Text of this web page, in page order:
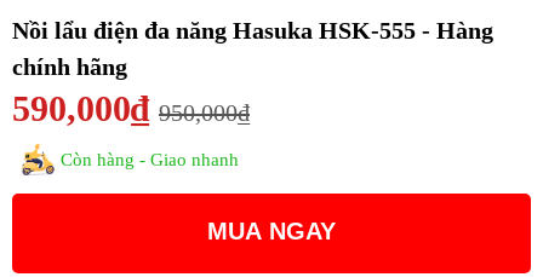
Nồi lẩu điện đa năng Hasuka HSK-555 - Hàng
chính hãng
590,000₫ 950,000₫
Còn hàng - Giao nhanh
MUA NGAY